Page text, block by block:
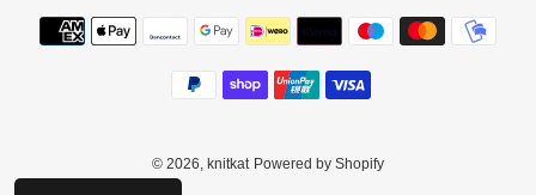
G
O
Betaalmethoden
© 2026, knitkat Powered by Shopify